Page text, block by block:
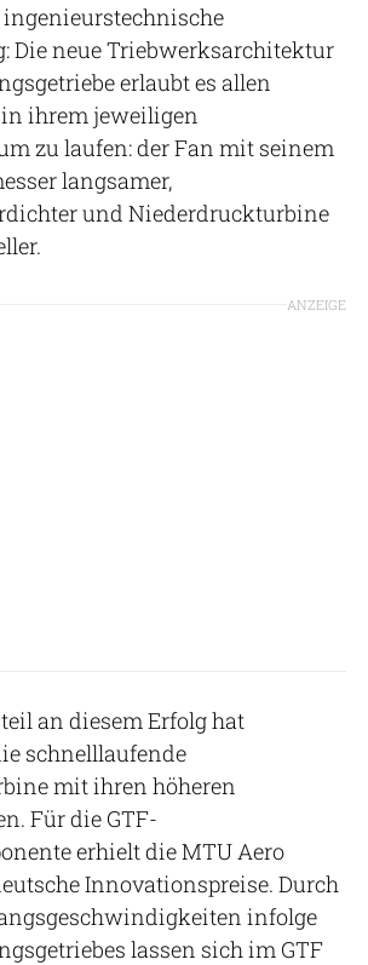
Die neue Triebwerksarchitektur
erlaubt es allen
ihrem jeweiligen
zu laufen: der Fan mit seinem
langsamer,
und Niederdruckturbine
ANZEIGE
an diesem Erfolg hat
schnelllaufende
mit ihren höheren
Für die GTF-
erhielt die MTU Aero
Innovationspreise. Durch
infolge
lassen sich im GTF